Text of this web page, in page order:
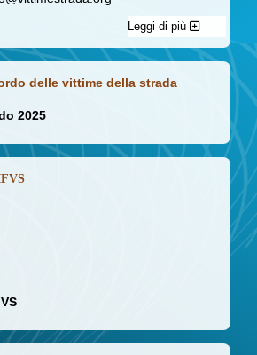
Leggi di più
delle vittime della strada
2025